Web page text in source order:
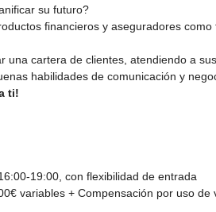
su futuro?
financieros y aseguradores
una cartera de clientes, atendiendo a
habilidades de comunicación y
ti!
19:00, con flexibilidad de entrada
variables + Compensación por uso